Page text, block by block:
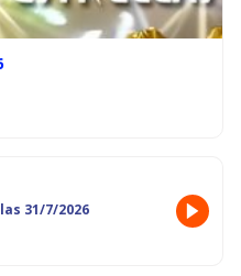
31/7/2026